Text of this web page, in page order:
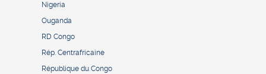
Nigeria
Ouganda
RD Congo
Rép. Centrafricaine
République du Congo